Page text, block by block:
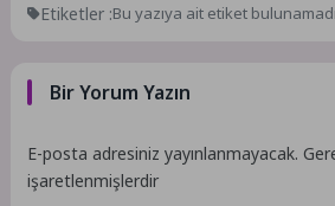
Etiketler :Bu yazıya ait etiket
Bir Yorum Yazın
E-posta adresiniz yayınlanmayacak.
işaretlenmişlerdir